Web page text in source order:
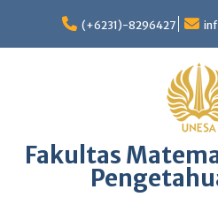
content
(+6231)-8296427
Fakultas